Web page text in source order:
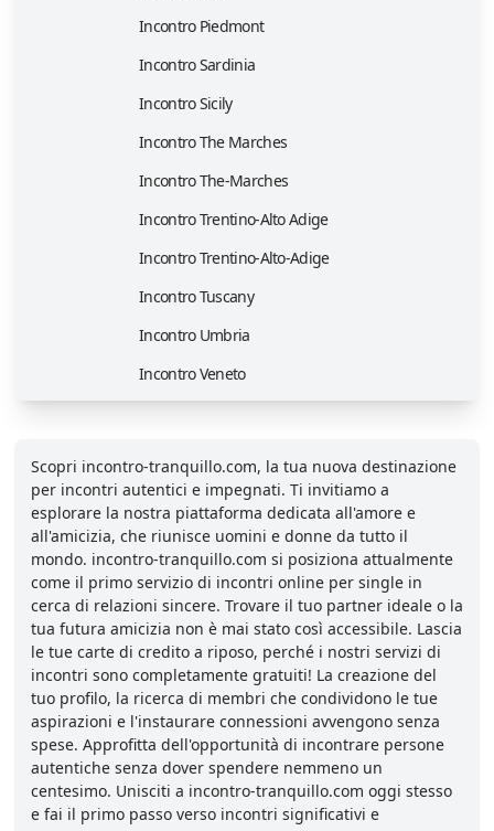
Incontro Piedmont
Incontro Sardinia
Incontro Sicily
Incontro The Marches
Incontro The-Marches
Incontro Trentino-Alto Adige
Incontro Trentino-Alto-Adige
Incontro Tuscany
Incontro Umbria
Incontro Veneto
Scopri incontro-tranquillo.com, la tua nuova destinazione
per incontri autentici e impegnati. Ti invitiamo a
esplorare la nostra piattaforma dedicata all'amore e
all'amicizia, che riunisce uomini e donne da tutto il
mondo. incontro-tranquillo.com si posiziona attualmente
come il primo servizio di incontri online per single in
cerca di relazioni sincere. Trovare il tuo partner ideale o la
tua futura amicizia non è mai stato così accessibile. Lascia
le tue carte di credito a riposo, perché i nostri servizi di
incontri sono completamente gratuiti! La creazione del
tuo profilo, la ricerca di membri che condividono le tue
aspirazioni e l'instaurare connessioni avvengono senza
spese. Approfitta dell'opportunità di incontrare persone
autentiche senza dover spendere nemmeno un
centesimo. Unisciti a incontro-tranquillo.com oggi stesso
e fai il primo passo verso incontri significativi e